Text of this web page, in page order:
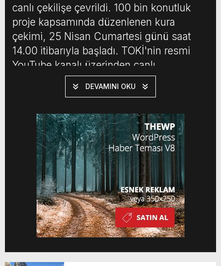
canlı çekilişe çevrildi. 100 bin konutluk
proje kapsamında düzenlenen kura
çekimi, 25 Nisan Cumartesi günü saat
14.00 itibarıyla başladı. TOKİ'nin resmi
YouTube kanalı üzerinden canlı
yayınlanan süreçte hak sahipleri
belirleniyor. Başvuru yapan vatandaşlar,
üzerinden durumlarını öğrenmeye
hazırlanıyor. KURA SONUÇLARI NE
ZAMAN AÇIKLANACAK? Çekilişlerin […]
DEVAMINI OKU